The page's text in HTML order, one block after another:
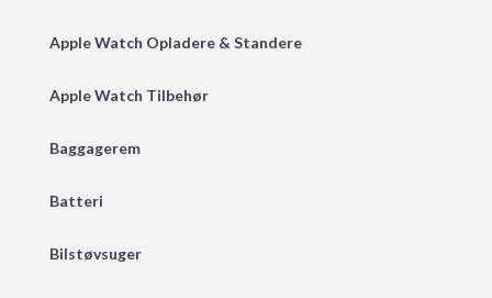
Apple Watch Opladere & Standere
Apple Watch Tilbehør
Baggagerem
Batteri
Bilstøvsuger